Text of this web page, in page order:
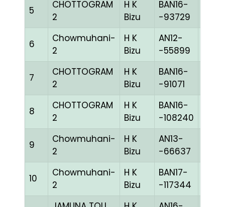
5
CHOTTOGRAM
2
H K
Bizu
BAN16-
-93729
6
Chowmuhani-
2
H K
Bizu
AN12-
-55899
7
CHOTTOGRAM
2
H K
Bizu
BAN16-
-91071
8
CHOTTOGRAM
2
H K
Bizu
BAN16-
-108240
9
Chowmuhani-
2
H K
Bizu
AN13-
-66637
10
Chowmuhani-
2
H K
Bizu
BAN17-
-117344